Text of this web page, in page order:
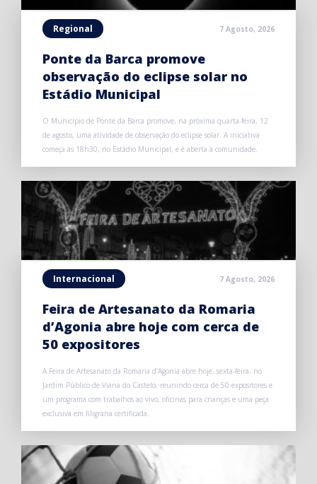
Regional 7 Agosto, 2026
Ponte da Barca promove
observação do eclipse solar no
Estádio Municipal
O Município de Ponte da Barca promove, na próxima quarta-feira, 12
de agosto, uma atividade de observação do eclipse solar. A iniciativa
começa às 18h30, no Estádio Municipal, e é aberta à comunidade.
Internacional 7 Agosto, 2026
Feira de Artesanato da Romaria
d’Agonia abre hoje com cerca de
50 expositores
A Feira de Artesanato da Romaria d’Agonia abre hoje, sexta-feira, no
Jardim Público de Viana do Castelo, reunindo cerca de 50 expositores e
um programa com trabalhos ao vivo, oficinas para crianças e uma peça
exclusiva em filigrana certificada.